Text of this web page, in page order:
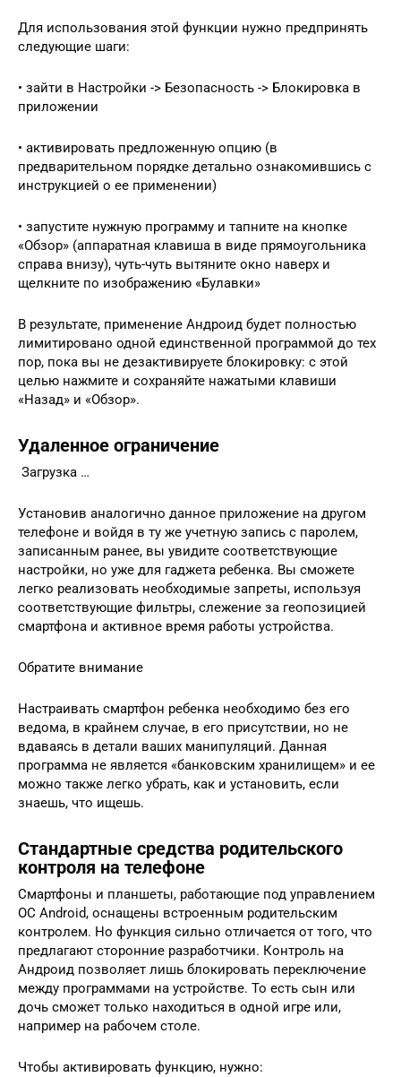
Для использования этой функции нужно предпринять
следующие шаги:
• зайти в Настройки -> Безопасность -> Блокировка в
приложении
• активировать предложенную опцию (в
предварительном порядке детально ознакомившись с
инструкцией о ее применении)
• запустите нужную программу и тапните на кнопке
«Обзор» (аппаратная клавиша в виде прямоугольника
справа внизу), чуть-чуть вытяните окно наверх и
щелкните по изображению «Булавки»
В результате, применение Андроид будет полностью
лимитировано одной единственной программой до тех
пор, пока вы не дезактивируете блокировку: с этой
целью нажмите и сохраняйте нажатыми клавиши
«Назад» и «Обзор».
Удаленное ограничение
Загрузка …
Установив аналогично данное приложение на другом
телефоне и войдя в ту же учетную запись с паролем,
записанным ранее, вы увидите соответствующие
настройки, но уже для гаджета ребенка. Вы сможете
легко реализовать необходимые запреты, используя
соответствующие фильтры, слежение за геопозицией
смартфона и активное время работы устройства.
Обратите внимание
Настраивать смартфон ребенка необходимо без его
ведома, в крайнем случае, в его присутствии, но не
вдаваясь в детали ваших манипуляций. Данная
программа не является «банковским хранилищем» и ее
можно также легко убрать, как и установить, если
знаешь, что ищешь.
Стандартные средства родительского
контроля на телефоне
Смартфоны и планшеты, работающие под управлением
ОС Android, оснащены встроенным родительским
контролем. Но функция сильно отличается от того, что
предлагают сторонние разработчики. Контроль на
Андроид позволяет лишь блокировать переключение
между программами на устройстве. То есть сын или
дочь сможет только находиться в одной игре или,
например на рабочем столе.
Чтобы активировать функцию, нужно: